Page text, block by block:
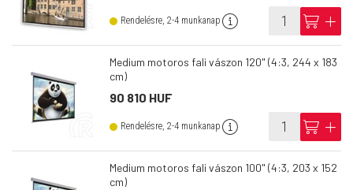
Rendelésre, 2-4 munkanap info cart add
Medium motoros fali vászon 120" (4:3, 244 x 183
cm)
90 810 HUF
Rendelésre, 2-4 munkanap info cart add
Medium motoros fali vászon 100" (4:3, 203 x 152
cm)